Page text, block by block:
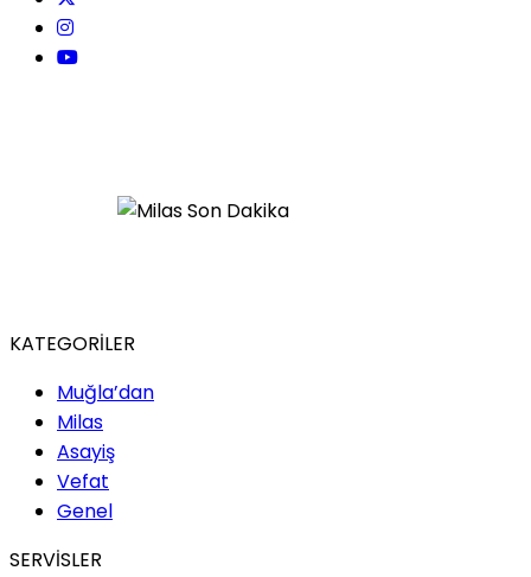
KATEGORİLER
Muğla’dan
Milas
Asayiş
Vefat
Genel
SERVİSLER